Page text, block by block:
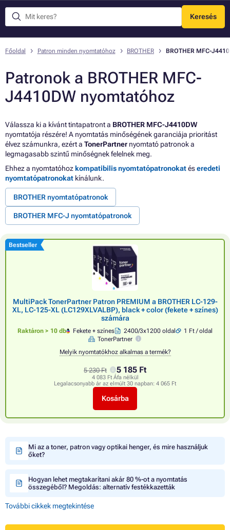
Keresés
Menü
Főoldal Patron minden nyomtatóhoz BROTHER BROTHER MFC-
Patronok a BROTHER MFC-
J4410DW nyomtatóhoz
Válassza ki a kívánt tintapatront a BROTHER MFC-J4410DW
nyomtatója részére! A nyomtatás minőségének garanciája prioritást
élvez számunkra, ezért a TonerPartner nyomtató patronok a
legmagasabb szintű minőségnek felelnek meg.
Ehhez a nyomtatóhoz kompatibilis nyomtatópatronokatéseredeti
nyomtatópatronokat kínálunk.
BROTHER nyomtatópatronok
BROTHER MFC-J nyomtatópatronok
Bestseller
MultiPack TonerPartner Patron PREMIUM a BROTHER LC-129-
XL, LC-125-XL (LC129XLVALBP), black + color (fekete + színes)
számára
Raktáron > 10 db Fekete + színes 2400/3x1200 oldal
1 Ft / oldal
TonerPartner
Melyik nyomtatókhoz alkalmas a termék?
5 230 Ft 5 185 Ft
4 083 Ft Áfa nélkül
Legalacsonyabb ár az elmúlt 30 napban: 4 065 Ft
Kosárba
Mi az a toner, patron vagy optikai henger, és mire használjuk
őket?
Hogyan lehet megtakarítani akár 80 %-ot a nyomtatás
összegéből? Megoldás: alternatív festékkazetták
További cikkek megtekintése